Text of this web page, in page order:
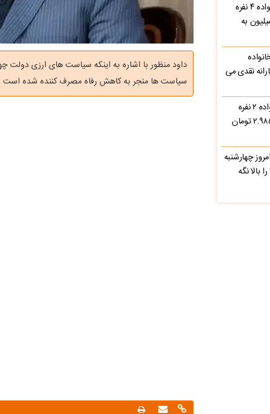
داود منظور با اشاره به اینکه سیاست های ارزی دولت
سیاست ها منجر به کاهش رفاه مصرف کننده شده است
یارانه معیشتی مرداد؛ خانواده ۴ نفره
چند میلیون به
مرداد ۱۴۰۵ ؛ خانواده
نقدی می
یارانه معیشتی؛ کدام خانواده ۲ نفره
علاوه بر یارانه نقدی ۲.۹۸۵.۰۰۰ تومان
چهارشنبه
بالا نگه